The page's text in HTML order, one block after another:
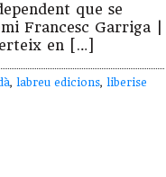
que se
Francesc Garriga |
en […]
, labreu edicions, liberise